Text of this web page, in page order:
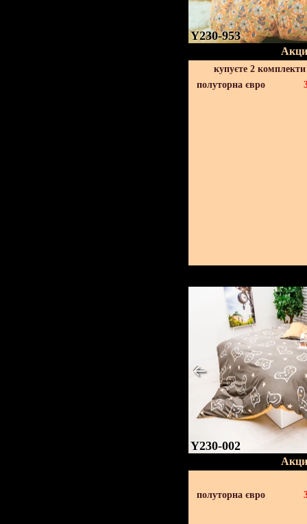
Y230-953
купуєте 2
полуторна євро
Y230-002
полуторна євро